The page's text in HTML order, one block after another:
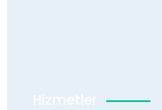
Hizmetler